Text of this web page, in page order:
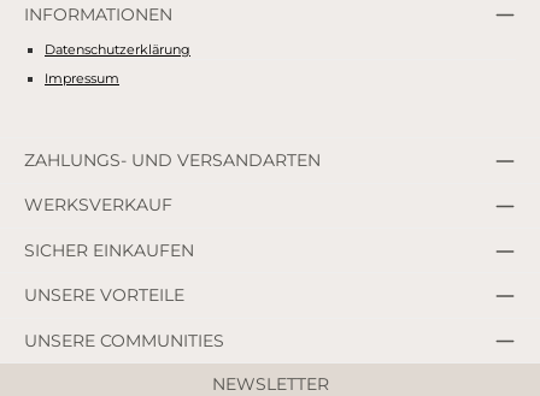
INFORMATIONEN
Datenschutzerklärung
Impressum
ZAHLUNGS- UND VERSANDARTEN
WERKSVERKAUF
SICHER EINKAUFEN
UNSERE COMMUNITIES
UNSERE VORTEILE
NEWSLETTER